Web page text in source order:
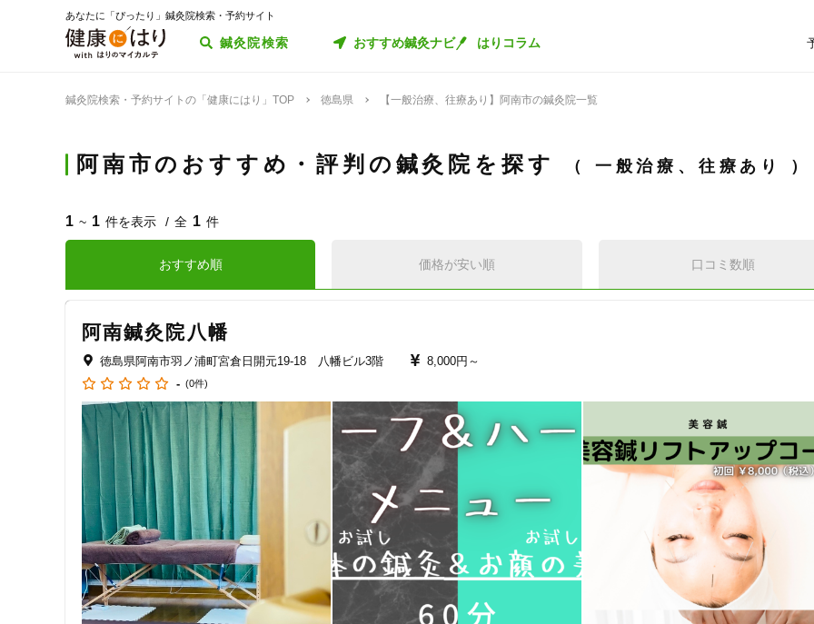
あなたに「ぴったり」鍼灸院検索・予約サイト
鍼灸院検索 おすすめ鍼灸ナビ はりコラム
鍼灸院検索・予約サイトの「健康にはり」TOP 徳島県 【一般治療、往療あり】阿南市の鍼灸院一覧
阿南市のおすすめ・評判の鍼灸院を探す 一般治療、往療あり
1 ~ 1 件を表示 全 1 件
おすすめ順 価格が安い順 口コミ数順
阿南鍼灸院八幡
徳島県阿南市羽ノ浦町宮倉日開元19-18 八幡ビル3階
8,000円～
- (0件)